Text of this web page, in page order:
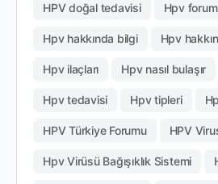
HPV doğal tedavisi Hpv forum
Hpv hakkında bilgi Hpv
Hpv ilaçları Hpv nasıl bulaşır
Hpv tedavisi Hpv tipleri
HPV Türkiye Forumu HPV
Hpv Virüsü Bağışıklık Sistemi